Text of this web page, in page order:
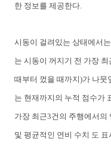
한 정보를 제공한다
시동이 걸려있는 상태에서는
는 시동이 꺼지기 전 가장 최
때부터 껐을 때까지)가 나뭇
는 현재까지의 누적 점수가
가장 최근3건의 주행에서의
및 평균적인 연비 수치 도 표